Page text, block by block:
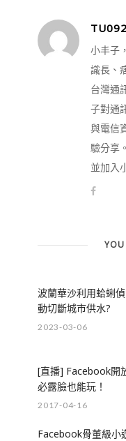
小丰子
識長、
台灣通
子對通
與電信
驗分享
並加入
波蘭華沙利用蛤蜊
動切斷城市供水?
2023-03-06
[直播] Facebook開
必露臉也能玩！
2017-04-16
Facebook骨董級小